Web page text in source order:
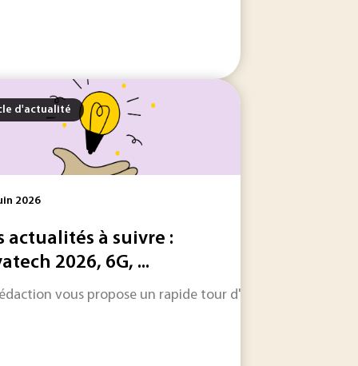
au Réseau National des Ecoles Doctorales -
industrielle complémentaire à la réduction à la source
d'actualité
2026
actualités à suivre :
2026, 6G, ...
vous propose un rapide tour d'horizon sur les